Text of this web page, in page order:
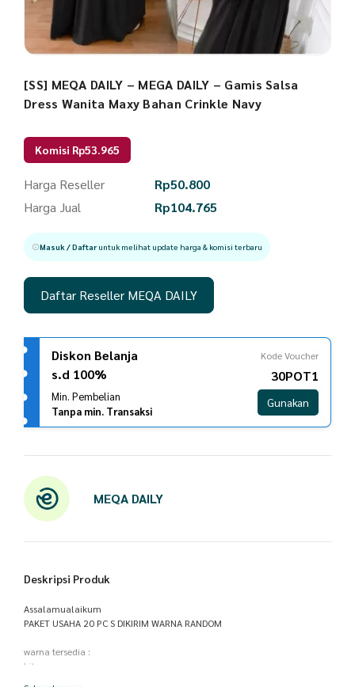
[SS] MEQA DAILY – MEGA DAILY – Gamis Salsa
Dress Wanita Maxy Bahan Crinkle Navy
Komisi Rp53.965
Harga Reseller Rp50.800
Harga Jual
Rp104.765
Masuk / Daftaruntuk melihat update harga & komisi terbaru
Daftar Reseller MEQA DAILY
Diskon Belanja
s.d 100%
Min. Pembelian
Tanpa min. Transaksi
Kode Voucher
30POT1
Gunakan
MEQA DAILY
Deskripsi Produk
Assalamualaikum
PAKET USAHA 20 PC S DIKIRIM WARNA RANDOM
warna tersedia :
hitam